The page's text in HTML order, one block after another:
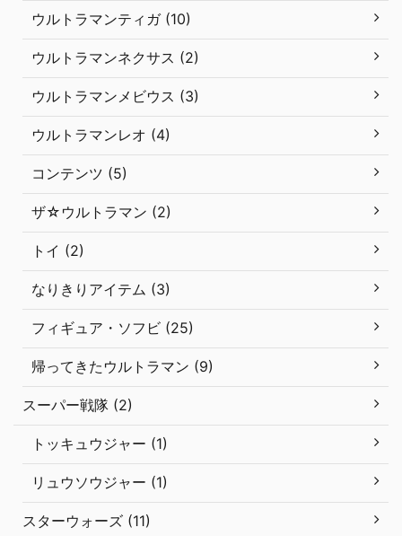
ウルトラマンティガ (10)
ウルトラマンネクサス (2)
ウルトラマンメビウス (3)
ウルトラマンレオ (4)
コンテンツ (5)
ザ☆ウルトラマン (2)
トイ (2)
なりきりアイテム (3)
フィギュア・ソフビ (25)
帰ってきたウルトラマン (9)
スーパー戦隊 (2)
トッキュウジャー (1)
リュウソウジャー (1)
スターウォーズ (11)